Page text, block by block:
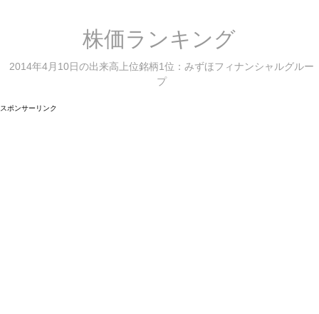
株価ランキング
2014年4月10日の出来高上位銘柄1位：みずほフィナンシャルグルー
プ
スポンサーリンク